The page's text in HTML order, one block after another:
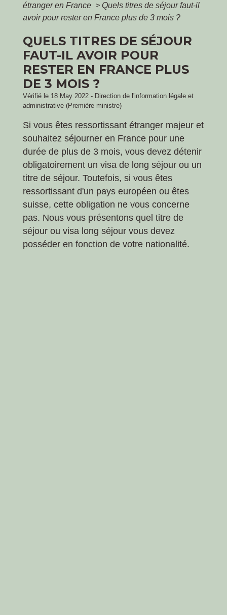
étranger en France > Quels titres de séjour faut-il
avoir pour rester en France plus de 3 mois ?
QUELS TITRES DE SÉJOUR
FAUT-IL AVOIR POUR
RESTER EN FRANCE PLUS
DE 3 MOIS ?
Vérifié le 18 May 2022 - Direction de l'information légale et
administrative (Première ministre)
Si vous êtes ressortissant étranger majeur et
souhaitez séjourner en France pour une
durée de plus de 3 mois, vous devez détenir
obligatoirement un visa de long séjour ou un
titre de séjour. Toutefois, si vous êtes
ressortissant d'un pays européen ou êtes
suisse, cette obligation ne vous concerne
pas. Nous vous présentons quel titre de
séjour ou visa long séjour vous devez
posséder en fonction de votre nationalité.